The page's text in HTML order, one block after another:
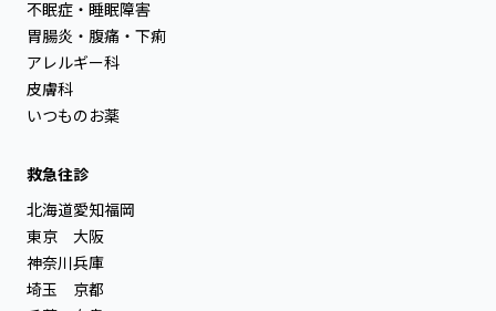
不眠症・睡眠障害
胃腸炎・腹痛・下痢
アレルギー科
皮膚科
いつものお薬
救急往診
北海道
東京
神奈川
埼玉
愛知
大阪
兵庫
京都
福岡